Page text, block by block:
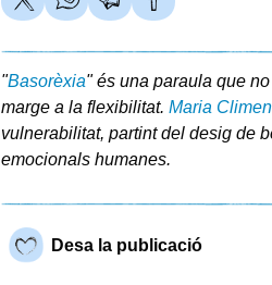
"Basorèxia" és una paraula que
marge a la flexibilitat. Maria
vulnerabilitat, partint del desig de
emocionals humanes.
Desa la publicació